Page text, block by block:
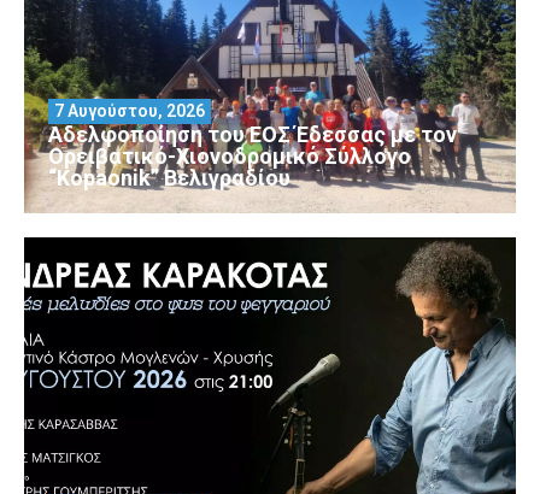
Αδελφοποίηση του ΕΟΣ Έδεσσας με τον
Ορειβατικό-Χιονοδρομικό Σύλλογο
“Kopaonik” Βελιγραδίου
7 Αυγούστου, 2026